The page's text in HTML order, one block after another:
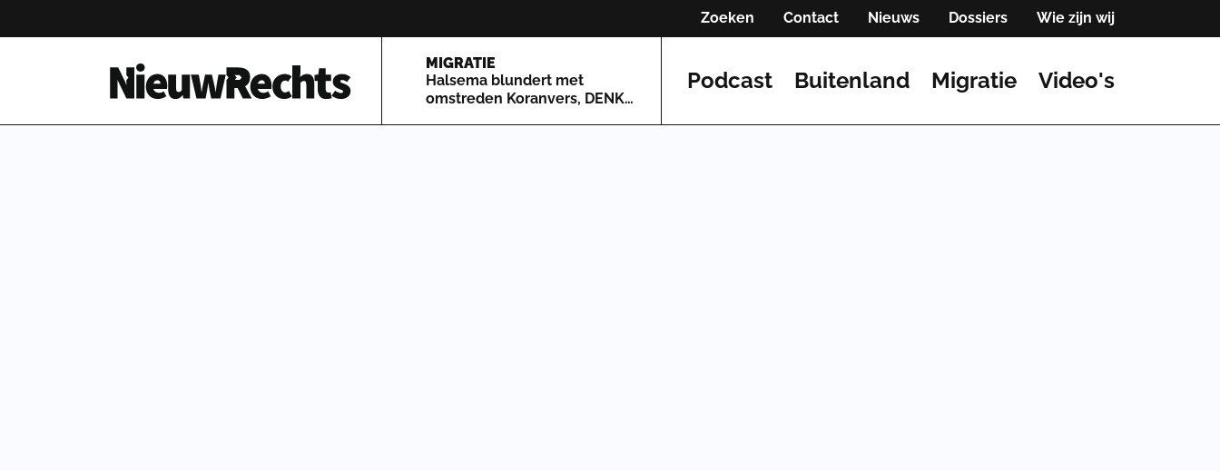
Zoeken Contact Nieuws Dossiers Wie zijn wij
Homepage van NieuwRechts
MIGRATIE
Halsema blundert met
omstreden Koranvers, DENK
Podcast Buitenland Migratie Video's